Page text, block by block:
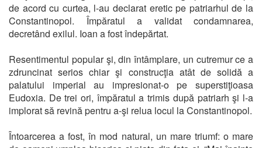
de acord cu curtea, l-au declarat eretic pe patriarhul de la
Constantinopol. Împăratul a validat condamnarea,
decretând exilul. Ioan a fost îndepărtat.
Resentimentul popular şi, din întâmplare, un cutremur ce a
zdruncinat serios chiar şi construcţia atât de solidă a
palatului imperial au impresionat-o pe superstiţioasa
Eudoxia. De trei ori, împăratul a trimis după patriarh şi l-a
implorat să revină pentru a-şi relua locul la Constantinopol.
Întoarcerea a fost, în mod natural, un mare triumf: o mare